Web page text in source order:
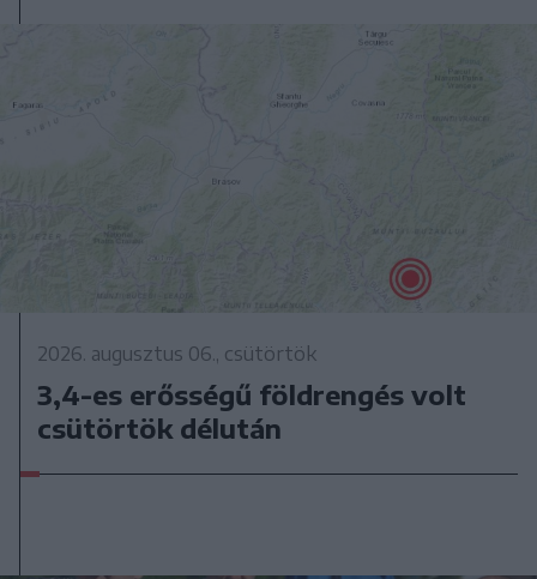
2026. augusztus 06., csütörtök
3,4-es erősségű földrengés volt
csütörtök délután